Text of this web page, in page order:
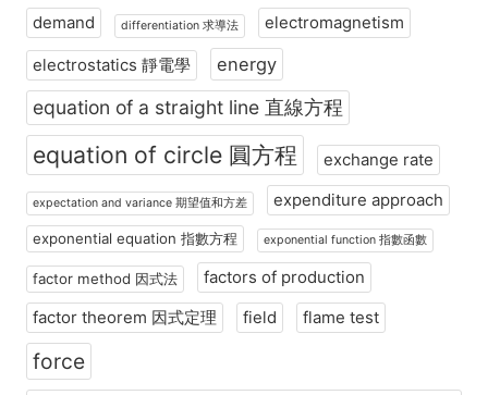
demand differentiation 求導法 electromagnetism
electrostatics 靜電學 energy
equation of a straight line 直線方程
equation of circle 圓方程 exchange rate
expectation and variance 期望值和方差 expenditure approach
exponential equation 指數方程 exponential function 指數函數
factor method 因式法
factors of production
factor theorem 因式定理
field flame test
force